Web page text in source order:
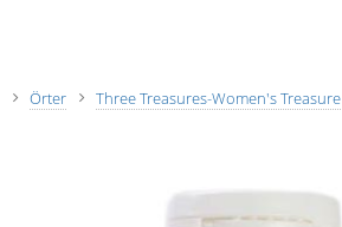
Örter Three Treasures-Women's Treasure